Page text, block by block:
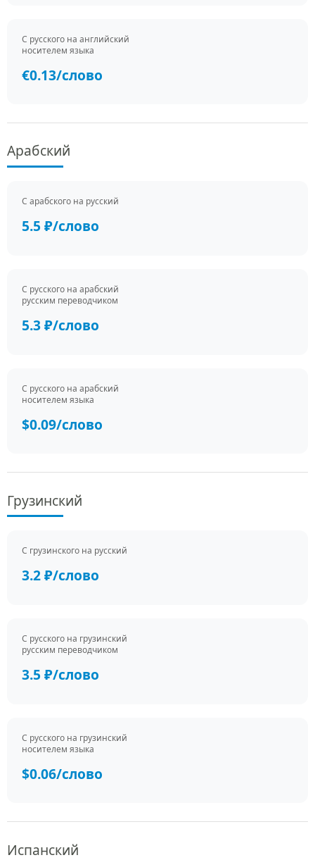
С русского на английский
носителем языка
€0.13/слово
Арабский
С арабского на русский
5.5 ₽/слово
С русского на арабский
русским переводчиком
5.3 ₽/слово
С русского на арабский
носителем языка
$0.09/слово
Грузинский
С грузинского на русский
3.2 ₽/слово
С русского на грузинский
русским переводчиком
3.5 ₽/слово
С русского на грузинский
носителем языка
$0.06/слово
Испанский